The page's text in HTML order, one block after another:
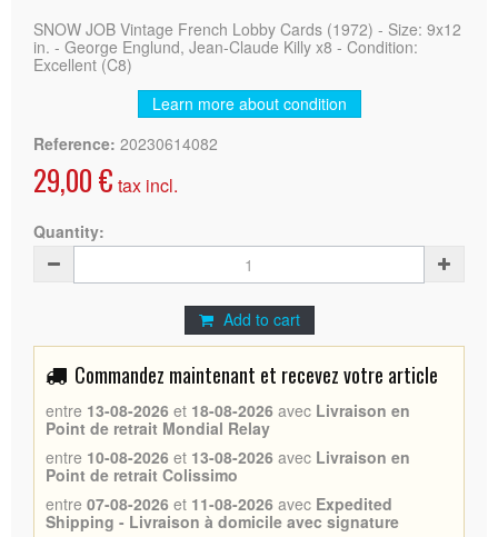
SNOW JOB Vintage French Lobby Cards (1972) - Size: 9x12
in. - George Englund, Jean-Claude Killy x8 - Condition:
Excellent (C8)
Learn more about condition
Reference: 20230614082
29,00 € tax incl.
Quantity:
Add to cart
Commandez maintenant et recevez votre article
entre 13-08-2026 et 18-08-2026 avec Livraison en
Point de retrait Mondial Relay
entre 10-08-2026 et 13-08-2026 avec Livraison en
Point de retrait Colissimo
entre 07-08-2026 et 11-08-2026 avec Expedited
Shipping - Livraison à domicile avec signature